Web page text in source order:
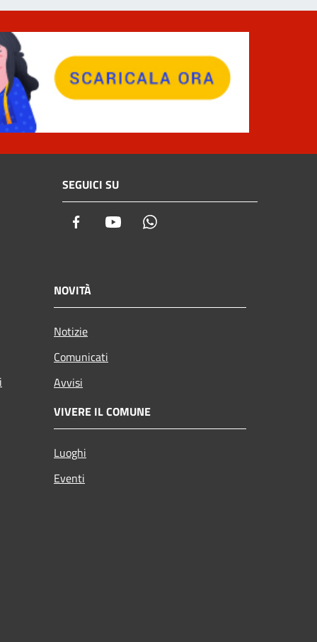
SEGUICI SU
Facebook Youtube
NOVITÀ
Notizie
Comunicati
Avvisi
VIVERE IL COMUNE
Luoghi
Eventi